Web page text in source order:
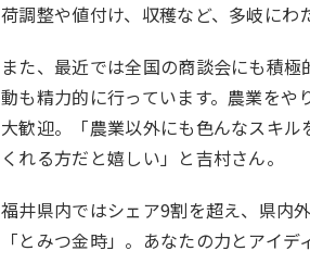
荷調整や値付け、収穫など、多岐にわ
また、最近では全国の商談会にも積
動も精力的に行っています。農業を
大歓迎。「農業以外にも色んなスキ
くれる方だと嬉しい」と吉村さん。
福井県内ではシェア9割を超え、県内
「とみつ金時」。あなたの力とアイ